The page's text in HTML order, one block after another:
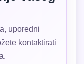
uporedni
kontaktirati